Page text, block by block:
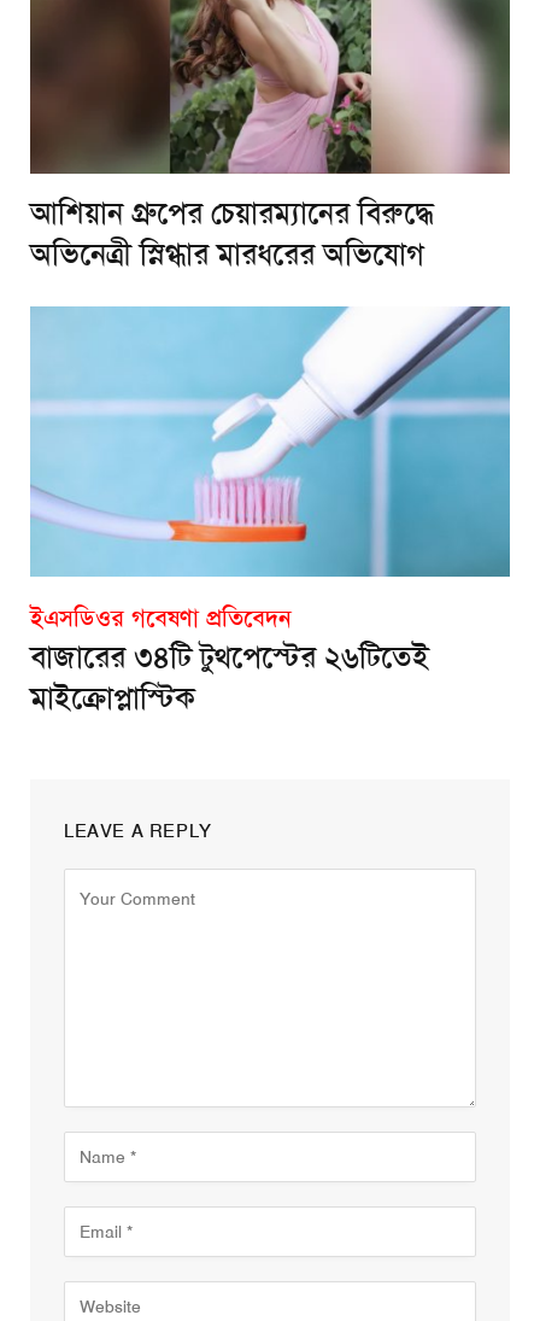
আশিয়ান গ্রুপের চেয়ারম্যানের বিরুদ্ধে
অভিনেত্রী স্নিগ্ধার মারধরের অভিযোগ
ইএসডিওর গবেষণা প্রতিবেদন
বাজারের ৩৪টি টুথপেস্টের ২৬টিতেই
মাইক্রোপ্লাস্টিক
LEAVE A REPLY